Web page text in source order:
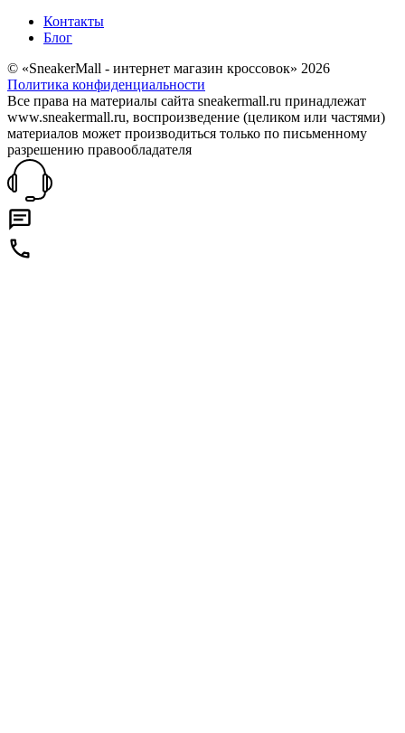
Контакты
Блог
© «SneakerMall - интернет магазин кроссовок» 2026
Политика конфиденциальности
Все права на материалы сайта sneakermall.ru принадлежат
www.sneakermall.ru, воспроизведение (целиком или частями)
материалов может производиться только по письменному
разрешению правообладателя